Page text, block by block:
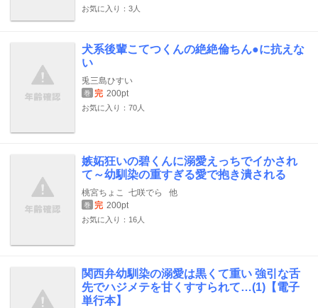
お気に入り：3人
犬系後輩こてつくんの絶絶倫ちん●に抗えな
い
兎三島ひすい
巻 完 200pt
お気に入り：70人
嫉妬狂いの碧くんに溺愛えっちでイかされ
て～幼馴染の重すぎる愛で抱き潰される
桃宮ちょこ 七咲でら 他
巻 完 200pt
お気に入り：16人
関西弁幼馴染の溺愛は黒くて重い 強引な舌
先でハジメテを甘くすすられて…(1)【電子
単行本】